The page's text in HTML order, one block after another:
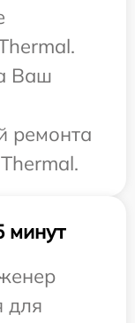
Ваш
ремонта
минут
для